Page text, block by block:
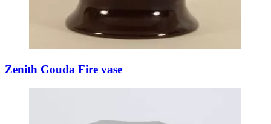
Zenith Gouda Fire vase